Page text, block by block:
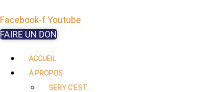
Facebook-fYoutube
FAIRE UN DON
ACCUEIL
À PROPOS
SERY C’EST…